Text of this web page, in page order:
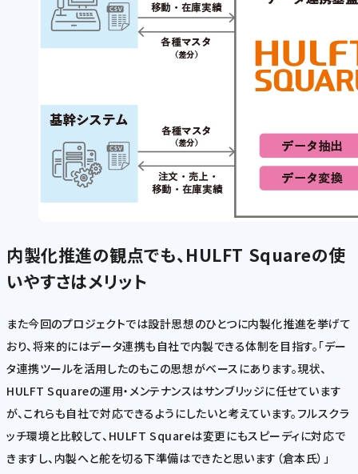
内製化推進の観点でも、HULFT Squareの使
いやすさはメリット
また今回のプロジェクトでは設計思想のひとつに内製化推進を挙げて
おり、将来的にはデータ連携も自社で内製できる体制を目指す。「デー
タ連携ツールを活用したのもこの思想がベースにあります。現状、
HULFT Squareの運用・メンテナンスはサンブリッジに任せています
が、これらも自社で対応できるようにしたいと考えています。フルスクラ
ッチ環境と比較して、HULFT Squareは変更にもスピーディに対応で
きますし、内製へと舵を切る下準備はできたと思います（倉本氏）」